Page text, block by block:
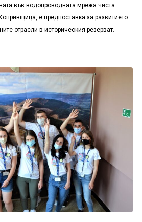
във водопроводната мрежа чиста
е предпоставка за развитието
отрасли в историческия резерват.